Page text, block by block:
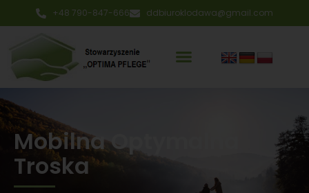
+48 790-847-666 ddbiuroklodawa@gmail.com
Mobilna Optymalna
Troska